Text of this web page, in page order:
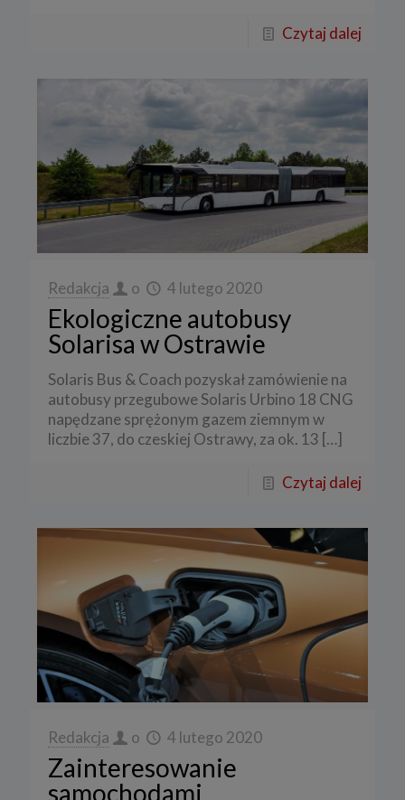
Czytaj dalej
Redakcja o 4 lutego 2020
Ekologiczne autobusy
Solarisa w Ostrawie
Solaris Bus & Coach pozyskał zamówienie na
autobusy przegubowe Solaris Urbino 18 CNG
napędzane sprężonym gazem ziemnym w
liczbie 37, do czeskiej Ostrawy, za ok. 13 […]
Czytaj dalej
Redakcja o 4 lutego 2020
Zainteresowanie
samochodami